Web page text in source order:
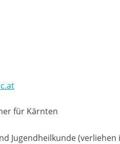
für Kärnten
Jugendheilkunde (verliehen